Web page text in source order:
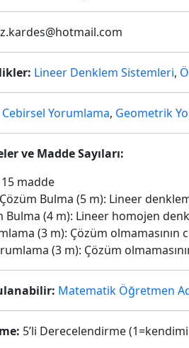
Lineer Denklem Sistemleri,
Cebirsel Yorumlama, Geometrik
ve Madde Sayıları:
madde
Bulma (5 m): Lineer
Bulma (4 m): Lineer homojen
(3 m): Çözüm
(3 m): Çözüm
Matematik Öğretmen
5’li Derecelendirme